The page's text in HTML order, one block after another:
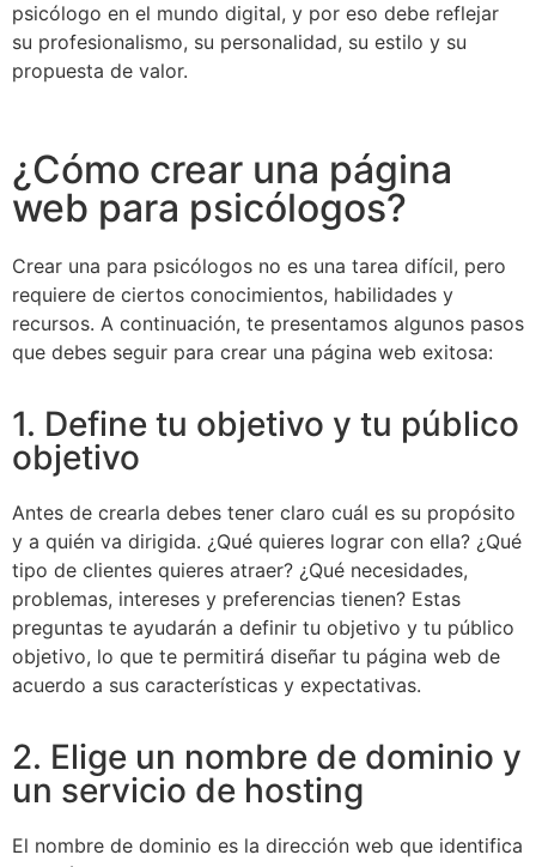
psicólogo en el mundo digital, y por eso debe reflejar
su profesionalismo, su personalidad, su estilo y su
propuesta de valor.
¿Cómo crear una página
web para psicólogos?
Crear una para psicólogos no es una tarea difícil, pero
requiere de ciertos conocimientos, habilidades y
recursos. A continuación, te presentamos algunos pasos
que debes seguir para crear una página web exitosa:
1. Define tu objetivo y tu público
objetivo
Antes de crearla debes tener claro cuál es su propósito
y a quién va dirigida. ¿Qué quieres lograr con ella? ¿Qué
tipo de clientes quieres atraer? ¿Qué necesidades,
problemas, intereses y preferencias tienen? Estas
preguntas te ayudarán a definir tu objetivo y tu público
objetivo, lo que te permitirá diseñar tu página web de
acuerdo a sus características y expectativas.
2. Elige un nombre de dominio y
un servicio de hosting
El nombre de dominio es la dirección web que identifica